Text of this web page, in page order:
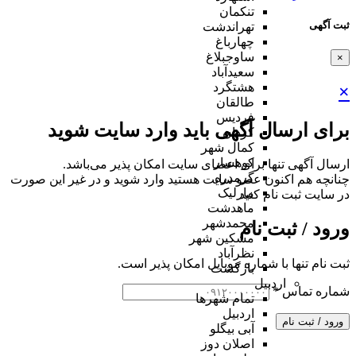
ثبت آگهی
×
×
برای ارسال آگهی باید وارد سایت شوید
ارسال آگهی تنها برای اعضای سایت امکان پذیر می‌باشد.
چنانچه هم‌ اکنون عضو سایت هستید وارد شوید و در غیر این صورت
در سایت ثبت نام کنید
ورود / ثبت نام
ثبت نام تنها با شماره موبایل امکان پذیر است.
شماره تماس*
ورود / ثبت نام
تنکمان
تهراندشت
چهارباغ
ساوجبلاغ
سعیدآباد
هشتگرد
طالقان
فردیس
کردان
کمال شهر
کوهسار
گرمدره
مارلیک
ماهدشت
محمدشهر
مشکین شهر
نظرآباد
بازگشت
اردبیل
تمام شهر‌ها
اردبیل
آبی بیگلو
اصلان دوز